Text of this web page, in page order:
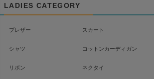
LADIES CATEGORY
ブレザー スカート
シャツ コットンカーディガン
リボン ネクタイ